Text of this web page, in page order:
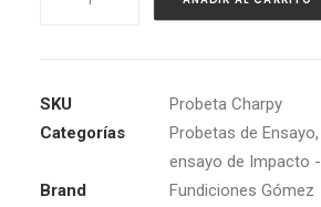
Impacto
-
cantidad
SKU
Probeta Charpy
Categorías
Probetas de Ensayo,
ensayo de Impacto
Brand
Fundiciones Gómez